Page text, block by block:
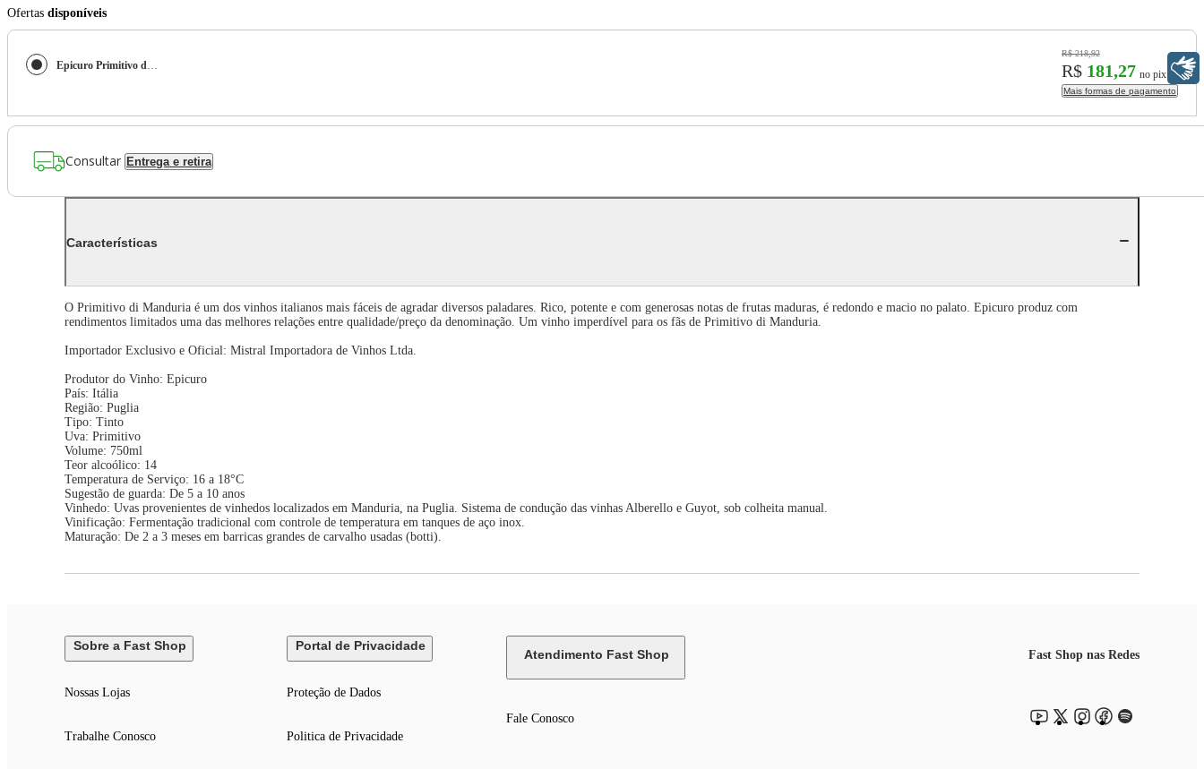
Ofertas disponíveis
Epicuro Primitivo di Manduria 2022 (Epicuro) 750ml
R$ 218,92
R$ 181,27 no pix
Mais formas de pagamento
Consultar Entrega e retira
Características
O Primitivo di Manduria é um dos vinhos italianos mais fáceis de agradar diversos paladares. Rico, potente e com generosas notas de frutas maduras, é redondo e macio no palato. Epicuro produz com
rendimentos limitados uma das melhores relações entre qualidade/preço da denominação. Um vinho imperdível para os fãs de Primitivo di Manduria.
Importador Exclusivo e Oficial: Mistral Importadora de Vinhos Ltda.
Produtor do Vinho: Epicuro
País: Itália
Região: Puglia
Tipo: Tinto
Uva: Primitivo
Volume: 750ml
Teor alcoólico: 14
Temperatura de Serviço: 16 a 18°C
Sugestão de guarda: De 5 a 10 anos
Vinhedo: Uvas provenientes de vinhedos localizados em Manduria, na Puglia. Sistema de condução das vinhas Alberello e Guyot, sob colheita manual.
Vinificação: Fermentação tradicional com controle de temperatura em tanques de aço inox.
Maturação: De 2 a 3 meses em barricas grandes de carvalho usadas (botti).
Sobre a Fast Shop
Nossas Lojas
Trabalhe Conosco
Portal de Privacidade
Proteção de Dados
Politica de Privacidade
Atendimento Fast Shop
Fale Conosco
Fast Shop nas Redes
Libras